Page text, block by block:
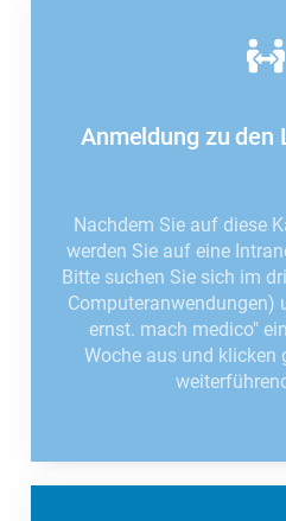
Anmeldung zu den
Nachdem Sie auf diese
werden Sie auf eine
Bitte suchen Sie sich im
Computeranwendungen)
ernst. mach medico"
Woche aus und klicken